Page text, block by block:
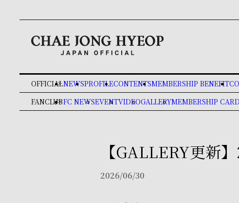
OFFICIAL
keyboard_double_arrow_rightNEWSPROFILECONTENTSMEMBERSHIP BENEFIT
FANCLUB
keyboard_double_arrow_rightFC NEWSEVENTVIDEOGALLERYMEMBERSHIP CARD
【GALLERY更新
2026/06/30